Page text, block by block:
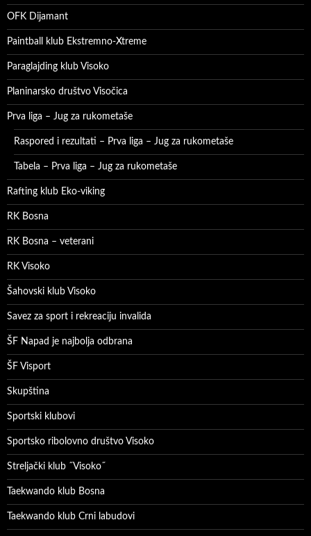
OFK Dijamant
Paintball klub Ekstremno-Xtreme
Paraglajding klub Visoko
Planinarsko društvo Visočica
Prva liga – Jug za rukometaše
Raspored i rezultati – Prva liga – Jug za rukometaše
Tabela – Prva liga – Jug za rukometaše
Rafting klub Eko-viking
RK Bosna
RK Bosna – veterani
RK Visoko
Šahovski klub Visoko
Savez za sport i rekreaciju invalida
ŠF Napad je najbolja odbrana
ŠF Visport
Skupština
Sportski klubovi
Sportsko ribolovno društvo Visoko
Streljački klub ˝Visoko˝
Taekwando klub Bosna
Taekwando klub Crni labudovi